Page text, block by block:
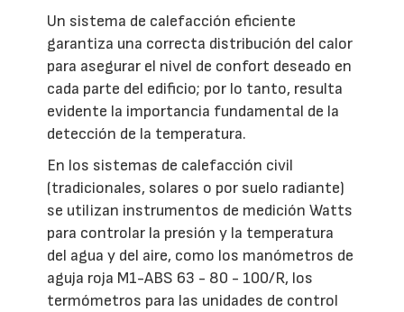
Un sistema de calefacción eficiente
garantiza una correcta distribución del calor
para asegurar el nivel de confort deseado en
cada parte del edificio; por lo tanto, resulta
evidente la importancia fundamental de la
detección de la temperatura.
En los sistemas de calefacción civil
(tradicionales, solares o por suelo radiante)
se utilizan instrumentos de medición Watts
para controlar la presión y la temperatura
del agua y del aire, como los manómetros de
aguja roja M1-ABS 63 - 80 - 100/R, los
termómetros para las unidades de control